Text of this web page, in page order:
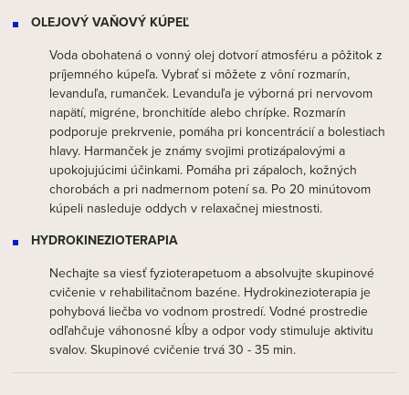
OLEJOVÝ VAŇOVÝ KÚPEĽ
Voda obohatená o vonný olej dotvorí atmosféru a pôžitok z
príjemného kúpeľa. Vybrať si môžete z vôní rozmarín,
levanduľa, rumanček. Levanduľa je výborná pri nervovom
napätí, migréne, bronchitíde alebo chrípke. Rozmarín
podporuje prekrvenie, pomáha pri koncentrácií a bolestiach
hlavy. Harmanček je známy svojimi protizápalovými a
upokojujúcimi účinkami. Pomáha pri zápaloch, kožných
chorobách a pri nadmernom potení sa. Po 20 minútovom
kúpeli nasleduje oddych v relaxačnej miestnosti.
HYDROKINEZIOTERAPIA
Nechajte sa viesť fyzioterapetuom a absolvujte skupinové
cvičenie v rehabilitačnom bazéne. Hydrokinezioterapia je
pohybová liečba vo vodnom prostredí. Vodné prostredie
odľahčuje váhonosné kĺby a odpor vody stimuluje aktivitu
svalov. Skupinové cvičenie trvá 30 - 35 min.